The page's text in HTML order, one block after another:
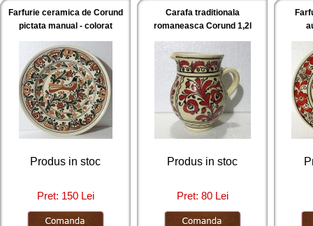
Farfurie ceramica de Corund
pictata manual - colorat
Produs in stoc
Pret: 150 Lei
Carafa traditionala
romaneasca Corund 1,2l
Produs in stoc
Pret: 80 Lei